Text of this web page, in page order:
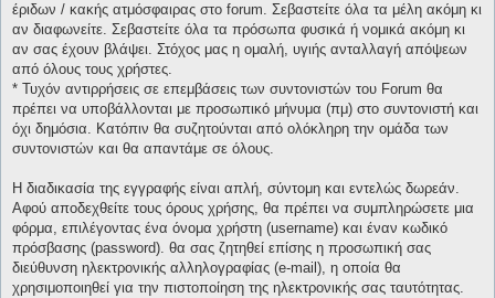
έριδων / κακής ατμόσφαιρας στο forum. Σεβαστείτε όλα τα μέλη ακόμη κι
αν διαφωνείτε. Σεβαστείτε όλα τα πρόσωπα φυσικά ή νομικά ακόμη κι
αν σας έχουν βλάψει. Στόχος μας η ομαλή, υγιής ανταλλαγή απόψεων
από όλους τους χρήστες.
* Τυχόν αντιρρήσεις σε επεμβάσεις των συντονιστών του Forum θα
πρέπει να υποβάλλονται με προσωπικό μήνυμα (πμ) στο συντονιστή και
όχι δημόσια. Κατόπιν θα συζητούνται από ολόκληρη την ομάδα των
συντονιστών και θα απαντάμε σε όλους.
Η διαδικασία της εγγραφής είναι απλή, σύντομη και εντελώς δωρεάν.
Αφού αποδεχθείτε τους όρους χρήσης, θα πρέπει να συμπληρώσετε μια
φόρμα, επιλέγοντας ένα όνομα χρήστη (username) και έναν κωδικό
πρόσβασης (password). θα σας ζητηθεί επίσης η προσωπική σας
διεύθυνση ηλεκτρονικής αλληλογραφίας (e-mail), η οποία θα
χρησιμοποιηθεί για την πιστοποίηση της ηλεκτρονικής σας ταυτότητας.